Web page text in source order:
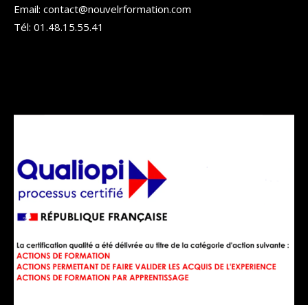
Email: contact@nouvelrformation.com
Tél: 01.48.15.55.41